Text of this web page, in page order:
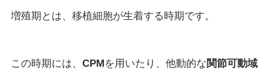
増殖期とは、移植細胞が生着する時期です。
この時期には、 CPM を用いたり、他動的な関節可動域